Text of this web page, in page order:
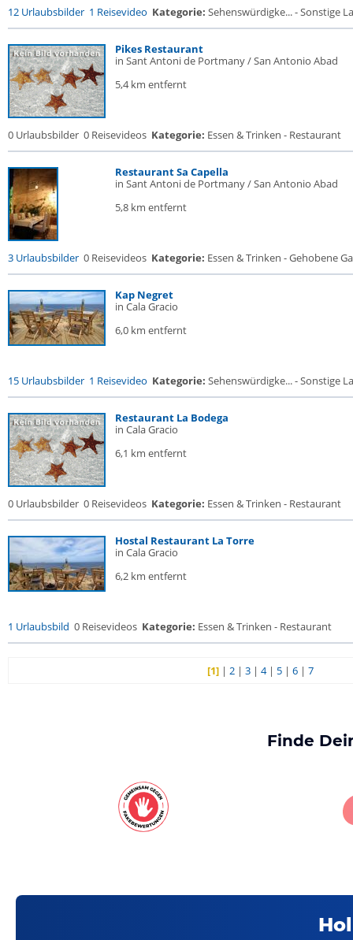
12 Urlaubsbilder 1 Reisevideo Kategorie: Sehenswürdigke... - Sonstige
Pikes Restaurant
in Sant Antoni de Portmany / San Antonio Abad
5,4 km entfernt
0 Urlaubsbilder 0 Reisevideos Kategorie: Essen & Trinken - Restaurant
Restaurant Sa Capella
in Sant Antoni de Portmany / San Antonio Abad
5,8 km entfernt
3 Urlaubsbilder 0 Reisevideos Kategorie: Essen & Trinken - Gehobene
Kap Negret
in Cala Gracio
6,0 km entfernt
15 Urlaubsbilder 1 Reisevideo Kategorie: Sehenswürdigke... - Sonstige
Restaurant La Bodega
in Cala Gracio
6,1 km entfernt
0 Urlaubsbilder 0 Reisevideos Kategorie: Essen & Trinken - Restaurant
Hostal Restaurant La Torre
in Cala Gracio
6,2 km entfernt
1 Urlaubsbild 0 Reisevideos Kategorie: Essen & Trinken - Restaurant
[1] |2 |3 |4| 5 |6 |7
Finde